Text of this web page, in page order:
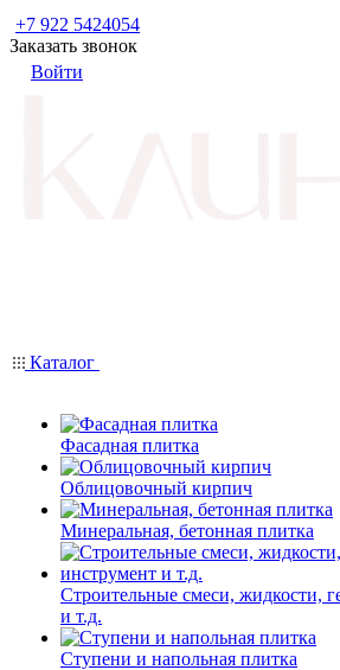
+7 922 5424054
Заказать звонок
Войти
Каталог
Фасадная плитка
Облицовочный кирпич
Минеральная, бетонная плитка
Строительные смеси, жидкости,
и т.д.
Ступени и напольная плитка